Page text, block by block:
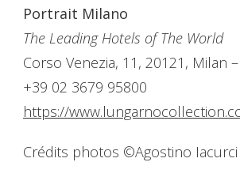
Portrait Milano
The Leading Hotels of The World
Corso Venezia, 11, 20121, Milan
+39 02 3679 95800
https://
Crédits photos ©Agostino Iacurci